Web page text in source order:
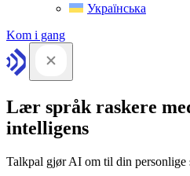
Українська
Kom i gang
Lær språk raskere
intelligens
Talkpal gjør AI om til din personlige